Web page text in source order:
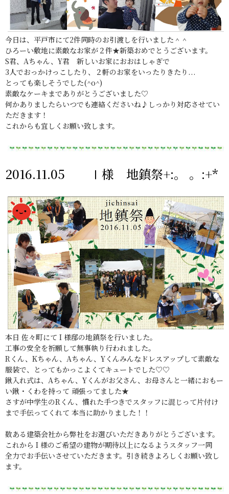
今日は、平戸市にて2件同時のお引渡しを行いました＾＾
ひろーい敷地に素敵なお家が２件★新築おめでとうございます。
S君、Aちゃん、Y君 新しいお家におおはしゃぎで
3人でおっかけっこしたり、２軒のお家をいったりきたり...
とっても楽しそうでした(^o^)
素敵なケーキまでありがとうございました♡
何かありましたらいつでも連絡くださいね♪しっかり対応させてい
ただきます！
これからも宜しくお願い致します。
2016.11.05 Ⅰ様 地鎮祭+:。 。:+*
本日 佐々町にて I 様邸の地鎮祭を行いました。
工事の安全を祈願して無事執り行われました。
Rくん、Kちゃん、Aちゃん、Yくんみんなドレスアップして素敵な
服装で、とってもかっこよくてキュートでした♡♡
鍬入れ式は、Aちゃん、Yくんがお父さん、お母さんと一緒におもー
い鍬・くわを持って 頑張ってました★
さすが中学生のRくん、慣れた手つきでスタッフに混じって片付け
まで手伝ってくれて 本当に助かりました！！
数ある建築会社から弊社をお選びいただきありがとうございます。
これから I 様のご希望の建物が期待以上になるようスタッフ一同
全力でお手伝いさせていただきます。引き続きよろしくお願い致し
ます。